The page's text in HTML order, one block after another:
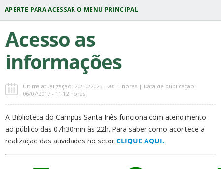
Acesso as
informações
Última atualização: 20/10/2025 - 20:11 horas | Data de publicação:
06/07/2017 - 11:12 horas
A Biblioteca do Campus Santa Inês funciona com atendimento
ao público das 07h30min às 22h. Para saber como acontece a
realização das atividades no setorCLIQUE AQUI.